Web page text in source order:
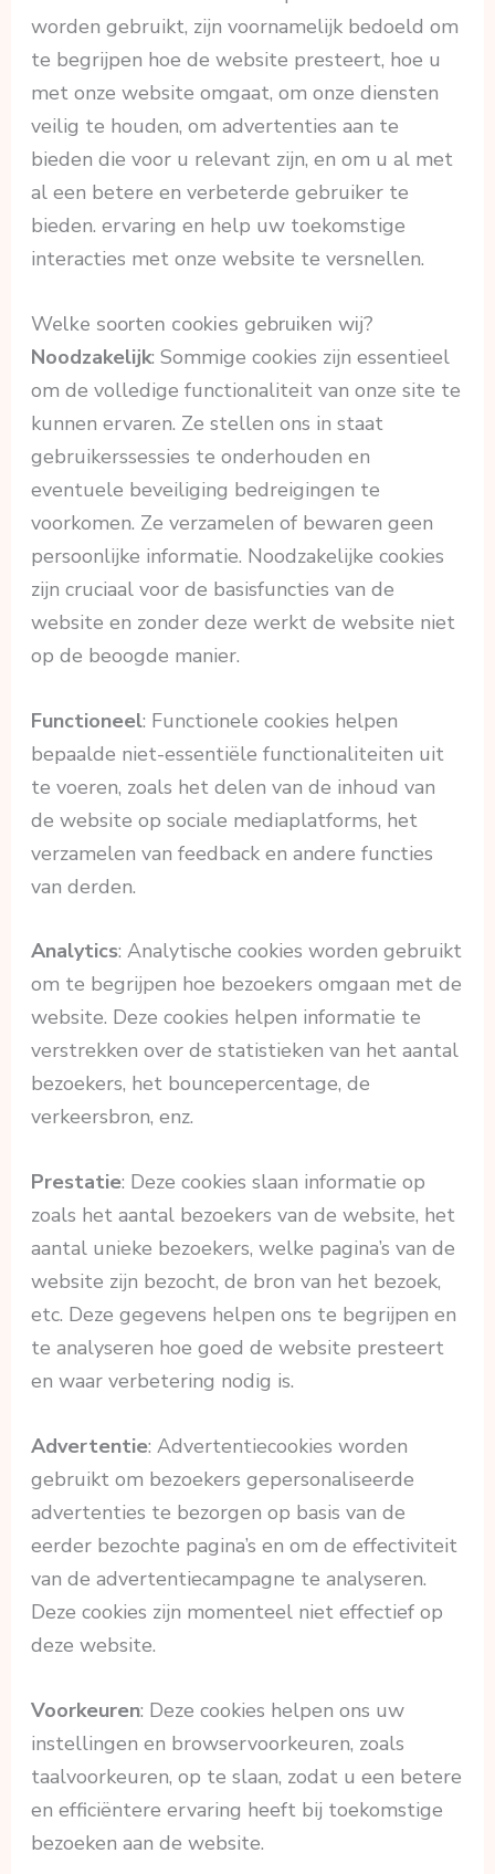
worden gebruikt, zijn voornamelijk bedoeld om
te begrijpen hoe de website presteert, hoe u
met onze website omgaat, om onze diensten
veilig te houden, om advertenties aan te
bieden die voor u relevant zijn, en om u al met
al een betere en verbeterde gebruiker te
bieden. ervaring en help uw toekomstige
interacties met onze website te versnellen.
Welke soorten cookies gebruiken wij?
Noodzakelijk: Sommige cookies zijn essentieel
om de volledige functionaliteit van onze site te
kunnen ervaren. Ze stellen ons in staat
gebruikerssessies te onderhouden en
eventuele beveiliging bedreigingen te
voorkomen. Ze verzamelen of bewaren geen
persoonlijke informatie. Noodzakelijke cookies
zijn cruciaal voor de basisfuncties van de
website en zonder deze werkt de website niet
op de beoogde manier.
Functioneel: Functionele cookies helpen
bepaalde niet-essentiële functionaliteiten uit
te voeren, zoals het delen van de inhoud van
de website op sociale mediaplatforms, het
verzamelen van feedback en andere functies
van derden.
Analytics: Analytische cookies worden gebruikt
om te begrijpen hoe bezoekers omgaan met de
website. Deze cookies helpen informatie te
verstrekken over de statistieken van het aantal
bezoekers, het bouncepercentage, de
verkeersbron, enz.
Prestatie: Deze cookies slaan informatie op
zoals het aantal bezoekers van de website, het
aantal unieke bezoekers, welke pagina’s van de
website zijn bezocht, de bron van het bezoek,
etc. Deze gegevens helpen ons te begrijpen en
te analyseren hoe goed de website presteert
en waar verbetering nodig is.
Advertentie: Advertentiecookies worden
gebruikt om bezoekers gepersonaliseerde
advertenties te bezorgen op basis van de
eerder bezochte pagina’s en om de effectiviteit
van de advertentiecampagne te analyseren.
Deze cookies zijn momenteel niet effectief op
deze website.
Voorkeuren: Deze cookies helpen ons uw
instellingen en browservoorkeuren, zoals
taalvoorkeuren, op te slaan, zodat u een betere
en efficiëntere ervaring heeft bij toekomstige
bezoeken aan de website.